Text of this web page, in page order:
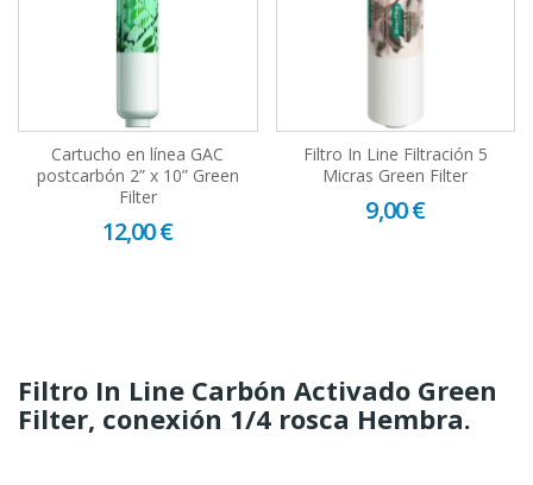
Cartucho en línea GAC
postcarbón 2” x 10” Green
Filter
12,00 €
Filtro In Line Filtración 5
Micras Green Filter
9,00 €
Filtro In Line Carbón Activado Green
Filter, conexión 1/4 rosca Hembra.